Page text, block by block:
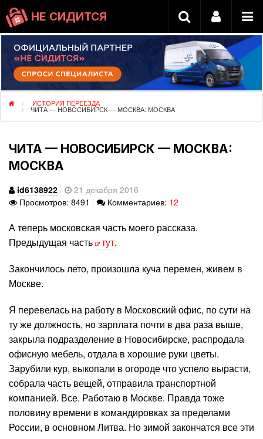
НЕ СИДИТСЯ
ИСТОРИЯ ПЕРЕЕЗДА
ЧИТА — НОВОСИБИРСК — МОСКВА: МОСКВА
ЧИТА — НОВОСИБИРСК — МОСКВА:
МОСКВА
id6138922
21 декабря 2016
Просмотров: 8491
Комментариев: 12
А теперь московская часть моего рассказа.
Предыдущая часть
тут.
Закончилось лето, произошла куча перемен, живем в
Москве.
Я перевелась на работу в Московский офис, по сути на
ту же должность, но зарплата почти в два раза выше,
закрыла подразделение в Новосибирске, распродала
офисную мебель, отдала в хорошие руки цветы.
Зарубили кур, выкопали в огороде что успело вырасти,
собрала часть вещей, отправила транспортной
компанией. Все. Работаю в Москве. Правда тоже
половину времени в командировках за пределами
России, в основном Литва. Но зимой закончатся все эти